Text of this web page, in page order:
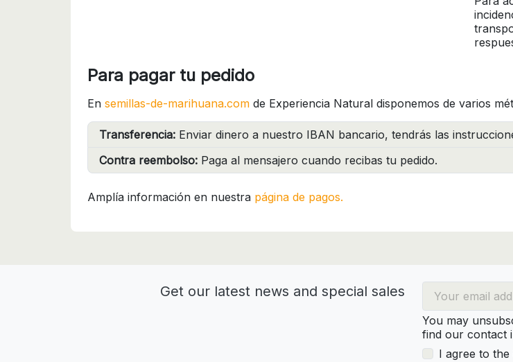
Para pagar tu pedido
En semillas-de-marihuana.com de Experiencia Natural disponemos de varios
Transferencia: Enviar dinero a nuestro IBAN bancario, tendrás las
Contra reembolso: Paga al mensajero cuando recibas tu pedido.
Amplía información en nuestra página de pagos.
Get our latest news and special sales
You may
find our contact
I agree to